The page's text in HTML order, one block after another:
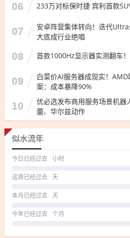
06 233万对标保时捷 宾利首款
07
安卓阵营集体转向！迭代
大底成行业绝唱
08 首款1000Hz显示器实测翻车
09
白菜价AI服务器成现实！
案：成本暴降90%
10
优必选发布商用服务场景机
蕾、华尔兹动作
似水流年
今日已经过去 小时
这周已经过去 天
本月已经过去 天
今年已经过去 个月